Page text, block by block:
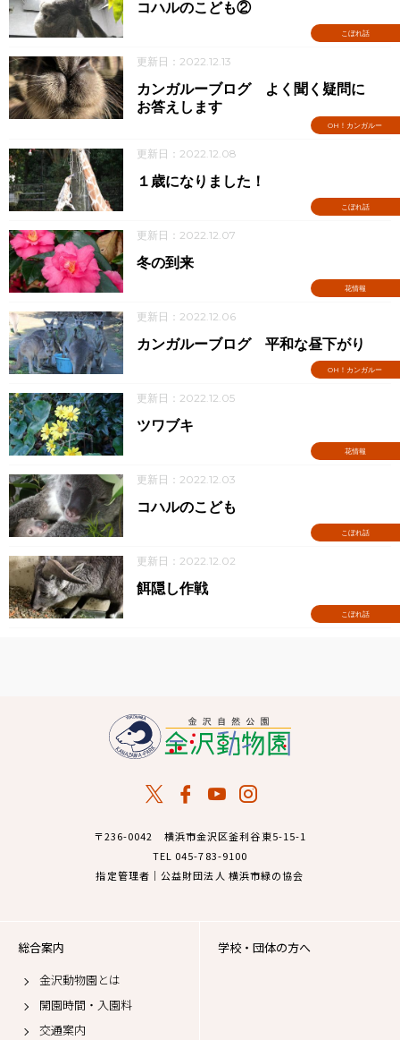
こぼれ話
コハルのこども②
更新日：2022.12.13
OH！カンガルー
カンガルーブログ よく聞く疑問に
お答えします
更新日：2022.12.08
こぼれ話
１歳になりました！
更新日：2022.12.07
花情報
冬の到来
更新日：2022.12.06
OH！カンガルー
カンガルーブログ 平和な昼下がり
更新日：2022.12.05
花情報
ツワブキ
更新日：2022.12.03
こぼれ話
コハルのこども
更新日：2022.12.02
こぼれ話
餌隠し作戦
〒236-0042 横浜市金沢区釜利谷東5-15-1
TEL 045-783-9100
指定管理者｜公益財団法人 横浜市緑の協会
総合案内
金沢動物園とは
開園時間・入園料
交通案内
学校・団体の方へ